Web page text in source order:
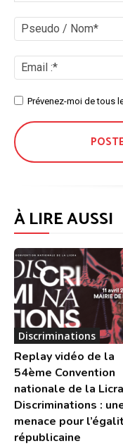
SitePrévenez-moi de tous
À LIRE AUSSI
Discriminations
Replay vidéo de la
54ème Convention
nationale de la
Discriminations :
menace pour
républicaine